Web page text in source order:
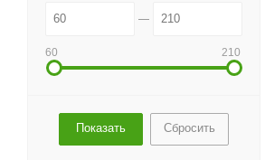
60 210
Сбросить